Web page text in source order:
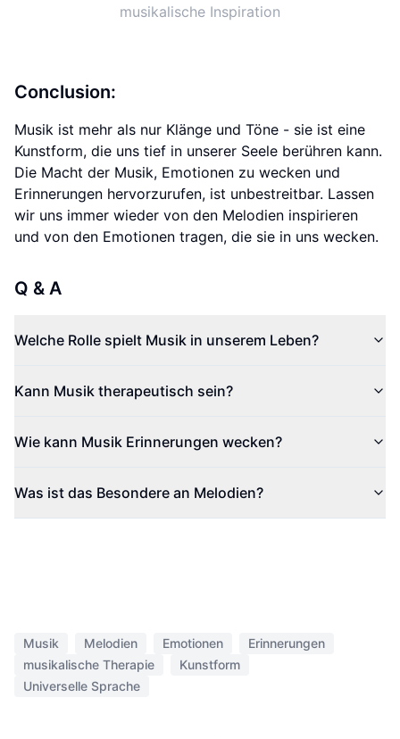
musikalische Inspiration
Conclusion:
Musik ist mehr als nur Klänge und Töne - sie ist eine
Kunstform, die uns tief in unserer Seele berühren kann.
Die Macht der Musik, Emotionen zu wecken und
Erinnerungen hervorzurufen, ist unbestreitbar. Lassen
wir uns immer wieder von den Melodien inspirieren
und von den Emotionen tragen, die sie in uns wecken.
Q & A
Welche Rolle spielt Musik in unserem Leben?
Kann Musik therapeutisch sein?
Wie kann Musik Erinnerungen wecken?
Was ist das Besondere an Melodien?
Musik Melodien Emotionen
Erinnerungen
musikalische Therapie
Kunstform
Universelle Sprache